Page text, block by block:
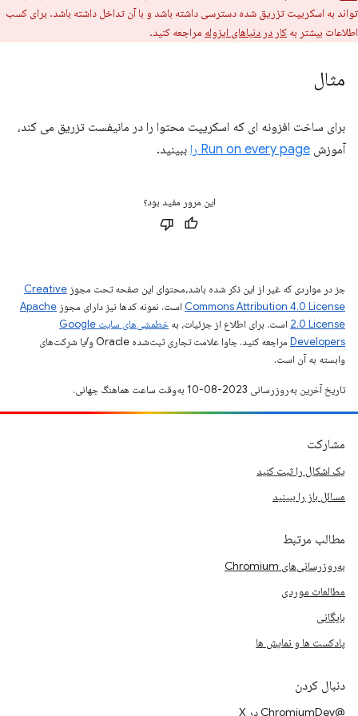
تواند به اسکریپت تزریق شده دسترسی داشته باشد و با آن تداخل داشته باشد. برای کسب
اطلاعات بیشتر به کار در دنیاهای ایزوله مراجعه کنید.
مثال
برای ساخت افزونه ای که اسکریپت محتوا را در مانیفست تزریق می کند،
آموزش Run on every page را ببینید.
این مرور مفید بود؟
جز در مواردی که غیر از این ذکر شده باشد،‌محتوای این صفحه تحت مجوز Creative
Commons Attribution 4.0 License است. نمونه کدها نیز دارای مجوز Apache
2.0 License است. برای اطلاع از جزئیات، به
خطمشی‌های سایت Google
Developers‏
مراجعه کنید. جاوا علامت تجاری ثبت‌شده Oracle و/یا شرکت‌های
وابسته به آن است.
تاریخ آخرین به‌روزرسانی 2023-08-10 به‌وقت ساعت هماهنگ جهانی.
مشارکت
یک اشکال را ثبت کنید
مسائل باز را ببینید
مطالب مرتبط
به‌روزرسانی‌های Chromium
مطالعات موردی
بایگانی
پادکست ها و نمایش ها
دنبال کردن
@ChromiumDev در X